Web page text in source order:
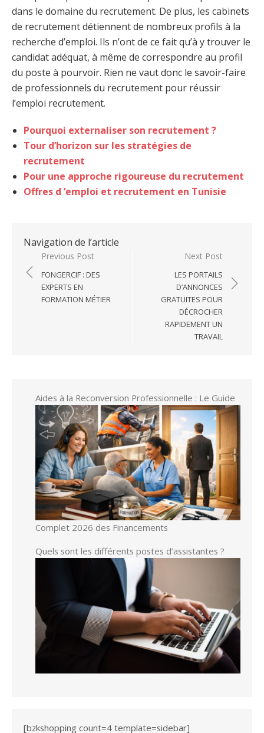
dans le domaine du recrutement. De plus, les cabinets
de recrutement détiennent de nombreux profils à la
recherche d’emploi. Ils n’ont de ce fait qu’à y trouver le
candidat adéquat, à même de correspondre au profil
du poste à pourvoir. Rien ne vaut donc le savoir-faire
de professionnels du recrutement pour réussir
l’emploi recrutement.
Pourquoi externaliser son recrutement ?
Tour d’horizon sur les stratégies de
recrutement
Pour une approche rigoureuse du recrutement
Offres d ’emploi et recrutement en Tunisie
Navigation de l’article
Previous Post
FONGERCIF : DES
EXPERTS EN
FORMATION MÉTIER
Next Post
LES PORTAILS
D’ANNONCES
GRATUITES POUR
DÉCROCHER
RAPIDEMENT UN
TRAVAIL
Aides à la Reconversion Professionnelle : Le Guide
Complet 2026 des Financements
Quels sont les différents postes d’assistantes ?
[bzkshopping count=4 template=sidebar]